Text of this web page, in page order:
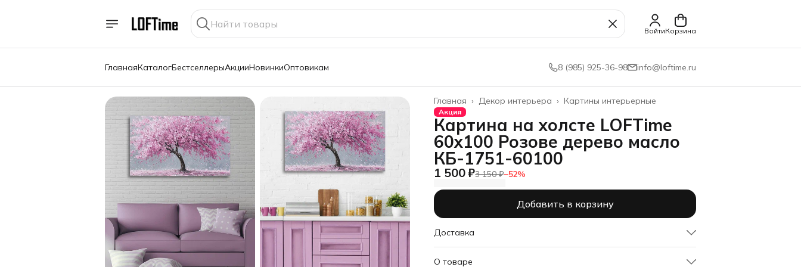
ВойтиКорзина
ГлавнаяКаталогБестселлерыАкцииНовинкиОптовикам 8 (985) 925-36-98 info@loftime.ru
Картины интерьерные
Декор интерьера ›
Главная ›
Акция
Картина на холсте LOFTime
60х100 Розове дерево масло
КБ-1751-60100
1 500 ₽3 150 ₽−52%
Добавить в корзину
Доставка
О товаре